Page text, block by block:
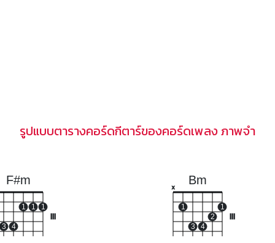
รูปแบบตารางคอร์ดกีตาร์ของคอร์ดเพลง ภาพจำ
F#m
3 4
1 1 1
Bm
x
1
3 4
2
1